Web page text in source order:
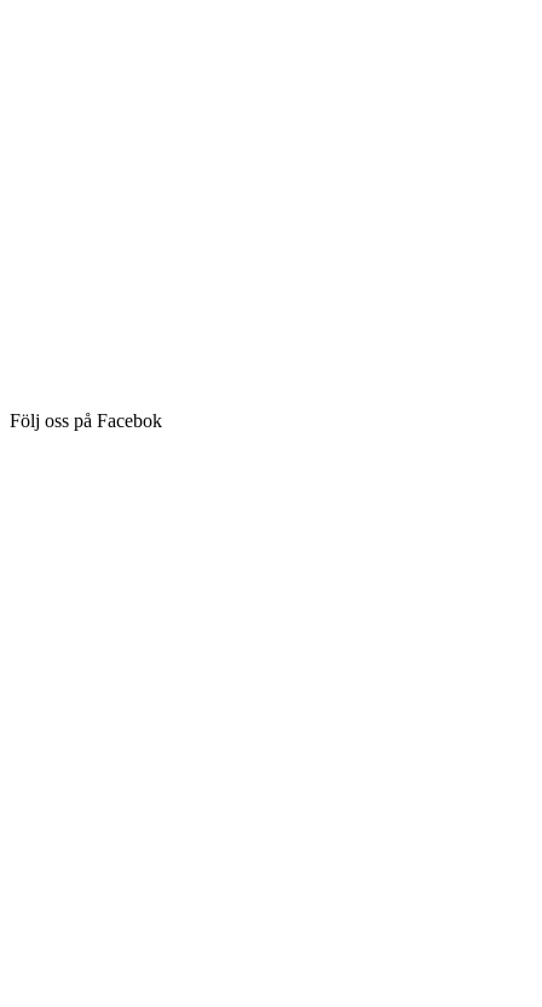
Följ oss på Facebok